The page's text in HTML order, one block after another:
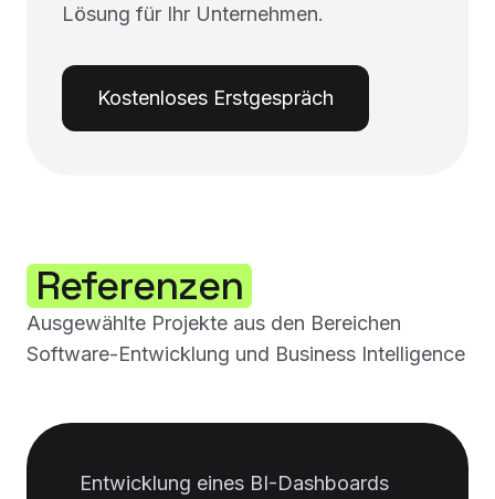
Lösung für Ihr Unternehmen.
Kostenloses Erstgespräch
Referenzen
Ausgewählte Projekte aus den Bereichen
Software-Entwicklung und Business Intelligence
Entwicklung eines BI-Dashboards